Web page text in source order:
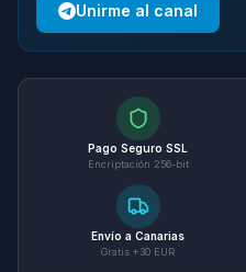
Unirme al canal
Pago Seguro SSL
Encriptación 256-bit
Envío a Canarias
Gratis +30 EUR